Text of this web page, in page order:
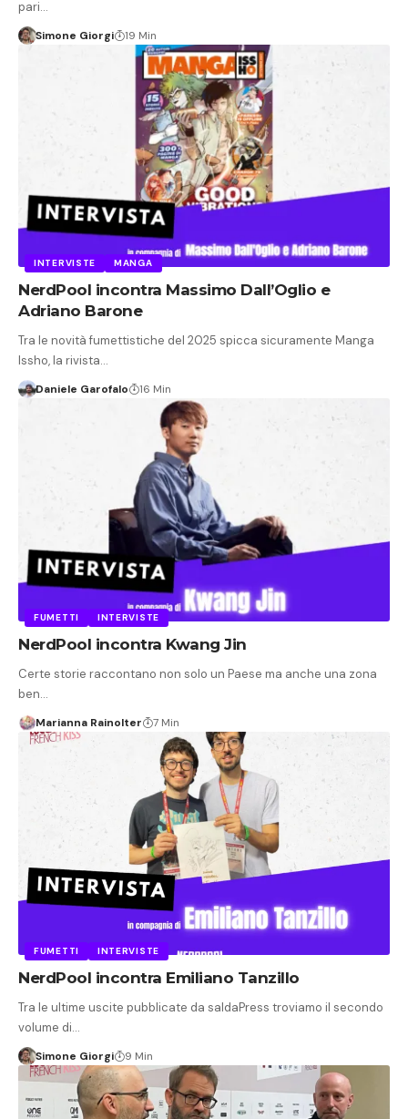
pari…
Simone Giorgi 19 Min
INTERVISTE MANGA
NerdPool incontra Massimo Dall’Oglio e
Adriano Barone
Tra le novità fumettistiche del 2025 spicca sicuramente Manga
Issho, la rivista…
Daniele Garofalo 16 Min
FUMETTI INTERVISTE
NerdPool incontra Kwang Jin
Certe storie raccontano non solo un Paese ma anche una zona
ben…
Marianna Rainolter 7 Min
FUMETTI INTERVISTE
NerdPool incontra Emiliano Tanzillo
Tra le ultime uscite pubblicate da saldaPress troviamo il secondo
volume di…
Simone Giorgi 9 Min